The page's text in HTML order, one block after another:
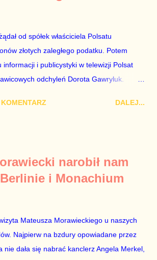
od spółek właściciela Polsatu
złotych zaległego podatku. Potem
informacji i publicystyki w telewizji Polsat
odchyleń Dorota Gawryluk.
żona agenta SB, który jest obecnie
ma trudnych pytań. Taki obrót spraw
Właściciela Polsatu – Zygmunta
partii Jarosława Kaczyńskiego. Znowu,
tak się stało. Na kilka tygodni przed
parlamentarnymi do biur Solorza
KOMENTARZ DALEJ...
narobił nam
i Monachium
Mateusza Morawieckiego u naszych
Najpierw na bzdury opowiadane przez
nie dała się nabrać kanclerz Angela Merkel,